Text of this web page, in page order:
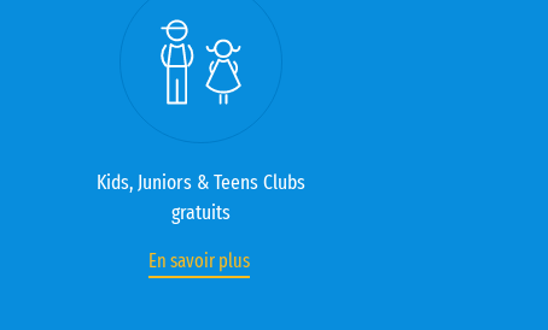
Kids, Juniors & Teens Clubs
gratuits
En savoir plus